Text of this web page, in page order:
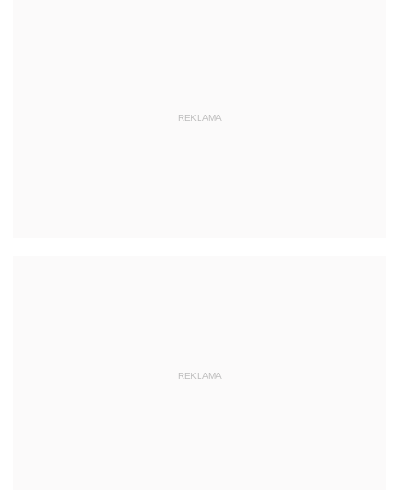
REKLAMA
REKLAMA